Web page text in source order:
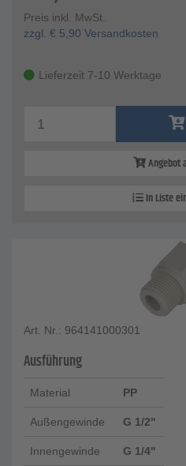
Preis inkl. MwSt.
zzgl. € 5,90 Versandkosten
Lieferzeit 7-10 Werktage
Angebot
In Liste
Art. Nr.: 964141000301
Ausführung
Material PP
Außengewinde G 1/2"
Innengewinde G 1/4"